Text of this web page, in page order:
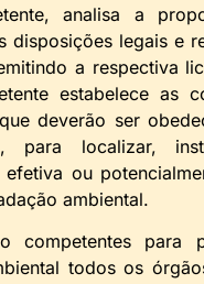
analisa a
legais e
a respectiva
estabelece as
deverão ser
para localizar,
ou
ambiental.
competentes para
todos os